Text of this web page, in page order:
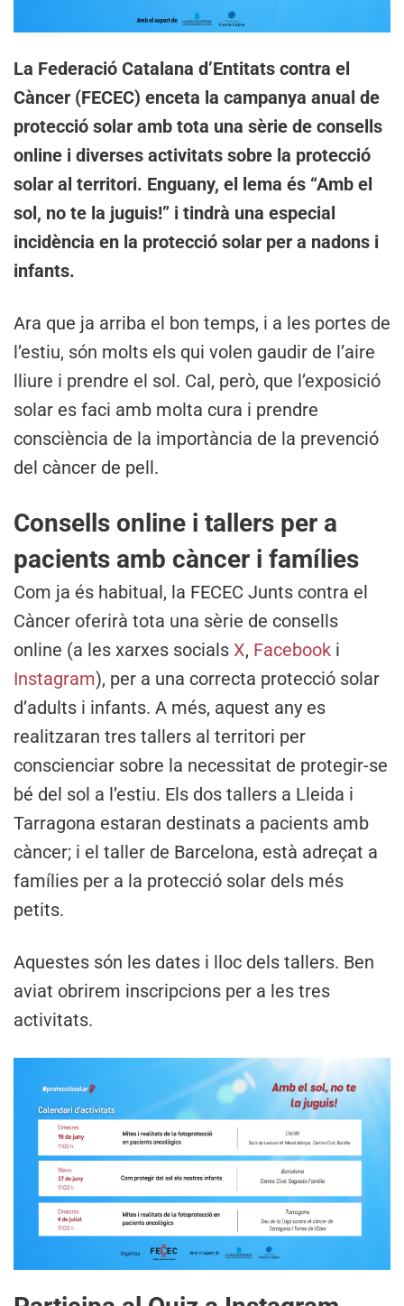
La Federació Catalana d’Entitats contra el
Càncer (FECEC) enceta la campanya anual de
protecció solar amb tota una sèrie de consells
online i diverses activitats sobre la protecció
solar al territori. Enguany, el lema és “Amb el
sol, no te la juguis!” i tindrà una especial
incidència en la protecció solar per a nadons i
infants.
Ara que ja arriba el bon temps, i a les portes de
l’estiu, són molts els qui volen gaudir de l’aire
lliure i prendre el sol. Cal, però, que l’exposició
solar es faci amb molta cura i prendre
consciència de la importància de la prevenció
del càncer de pell.
Consells online i tallers per a
pacients amb càncer i famílies
Com ja és habitual, la FECEC Junts contra el
Càncer oferirà tota una sèrie de consells
online (a les xarxes socials X, Facebook i
Instagram), per a una correcta protecció solar
d’adults i infants. A més, aquest any es
realitzaran tres tallers al territori per
conscienciar sobre la necessitat de protegir-se
bé del sol a l’estiu. Els dos tallers a Lleida i
Tarragona estaran destinats a pacients amb
càncer; i el taller de Barcelona, està adreçat a
famílies per a la protecció solar dels més
petits.
Aquestes són les dates i lloc dels tallers. Ben
aviat obrirem inscripcions per a les tres
activitats.